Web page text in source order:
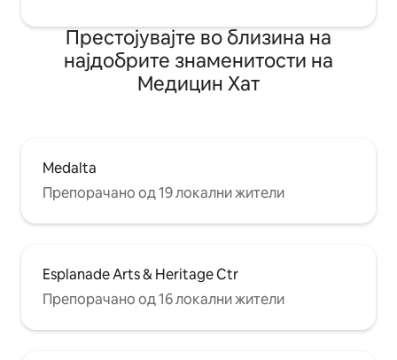
Престојувајте во близина на
најдобрите знаменитости на
Медицин Хат
Medalta
Препорачано од 19 локални жители
Esplanade Arts & Heritage Ctr
Препорачано од 16 локални жители